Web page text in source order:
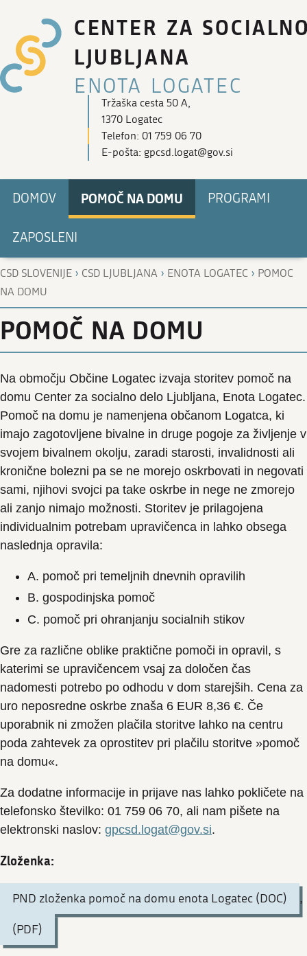
CENTER ZA
LJUBLJANA
ENOTA LOGATEC
Tržaška cesta 50 A,
1370 Logatec
Telefon: 01 759 06 70
E-pošta: gpcsd.logat@gov.si
DOMOV POMOČ NA DOMU PROGRAMI
ZAPOSLENI
CSD SLOVENIJE › CSD LJUBLJANA › ENOTA LOGATEC › POMOC
NA DOMU
POMOČ NA DOMU
Na območju Občine Logatec izvaja storitev pomoč na
domu Center za socialno delo Ljubljana, Enota Logatec.
Pomoč na domu je namenjena občanom Logatca, ki
imajo zagotovljene bivalne in druge pogoje za življenje v
svojem bivalnem okolju, zaradi starosti, invalidnosti ali
kronične bolezni pa se ne morejo oskrbovati in negovati
sami, njihovi svojci pa take oskrbe in nege ne zmorejo
ali zanjo nimajo možnosti. Storitev je prilagojena
individualnim potrebam upravičenca in lahko obsega
naslednja opravila:
A. pomoč pri temeljnih dnevnih opravilih
B. gospodinjska pomoč
C. pomoč pri ohranjanju socialnih stikov
Gre za različne oblike praktične pomoči in opravil, s
katerimi se upravičencem vsaj za določen čas
nadomesti potrebo po odhodu v dom starejših. Cena za
uro neposredne oskrbe znaša 6 EUR 8,36 €. Če
uporabnik ni zmožen plačila storitve lahko na centru
poda zahtevek za oprostitev pri plačilu storitve »pomoč
na domu«.
Za dodatne informacije in prijave nas lahko pokličete na
telefonsko številko: 01 759 06 70, ali nam pišete na
elektronski naslov: gpcsd.logat@gov.si.
Zloženka:
PND zloženka pomoč na domu enota Logatec (DOC) ,
(PDF)